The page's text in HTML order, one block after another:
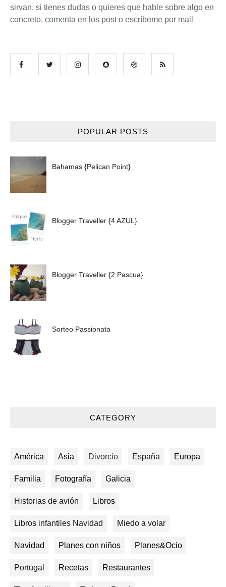
sirvan, si tienes dudas o quieres que hable sobre algo en
concreto, comenta en los post o escríbeme por mail
POPULAR POSTS
Bahamas {Pelican Point}
Blogger Traveller {4 AZUL}
Blogger Traveller {2 Pascua}
Sorteo Passionata
CATEGORY
América Asia Divorcio España Europa
Familia Fotografía Galicia
Historias de avión Libros
Libros infantiles Navidad Miedo a volar
Navidad Planes con niños Planes&Ocio
Portugal Recetas Restaurantes